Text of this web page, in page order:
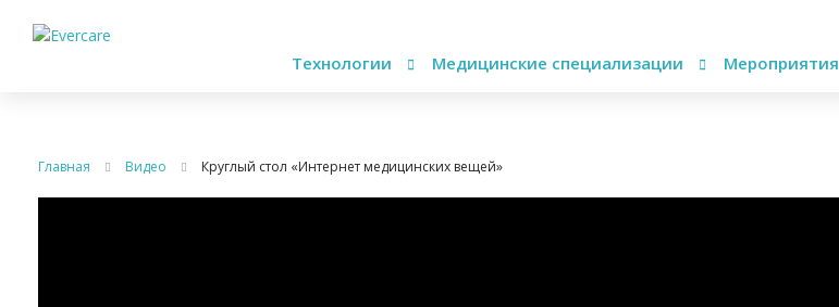
Технологии Медицинские специализации Мероприятия
Главная Видео Круглый стол «Интернет медицинских вещей»